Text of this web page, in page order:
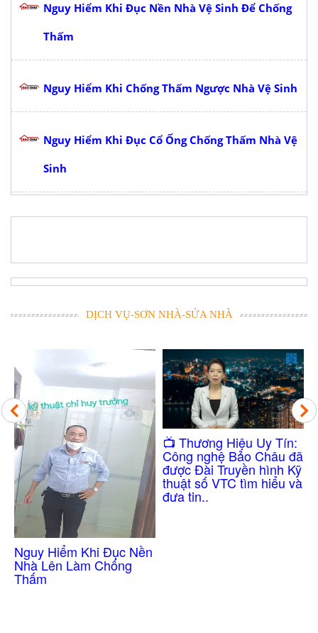
Nguy Hiểm Khi Đục Nền Nhà Vệ Sinh Để Chống
Thấm
Nguy Hiểm Khi Chống Thấm Ngược Nhà Vệ Sinh
Nguy Hiểm Khi Đục Cổ Ống Chống Thấm Nhà Vệ
Sinh
DỊCH VỤ-SƠN NHÀ-SỬA NHÀ
Đục Nền
​📺 Thương Hiệu Uy Tín:
Công nghệ Bảo Châu đã
được Đài Truyền hình Kỹ
thuật số VTC tìm hiểu và
đưa tin..
Công Nghệ
Thấm Nhà Vệ
Không Cần Đục